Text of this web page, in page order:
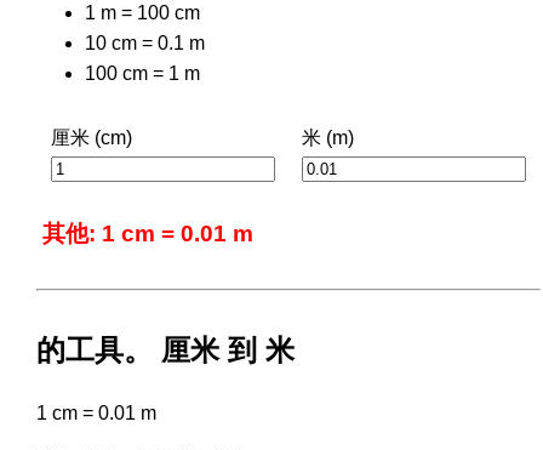
1 m = 100 cm
10 cm = 0.1 m
100 cm = 1 m
厘米 (cm) 米 (m)
其他: 1 cm = 0.01 m
的工具。 厘米 到 米
1 cm = 0.01 m